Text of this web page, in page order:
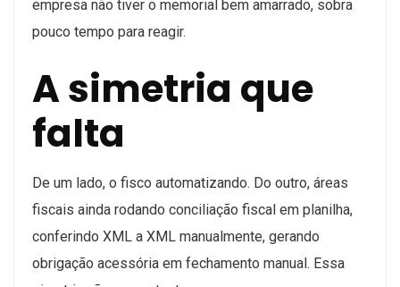
empresa não tiver o memorial bem amarrado, sobra
pouco tempo para reagir.
A simetria que
falta
De um lado, o fisco automatizando. Do outro, áreas
fiscais ainda rodando conciliação fiscal em planilha,
conferindo XML a XML manualmente, gerando
obrigação acessória em fechamento manual. Essa